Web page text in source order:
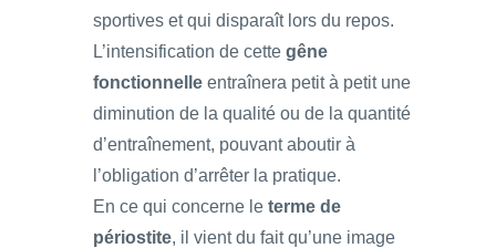
sportives et qui disparaît lors du repos.
L’intensification de cette gêne
fonctionnelle entraînera petit à petit une
diminution de la qualité ou de la quantité
d’entraînement, pouvant aboutir à
l’obligation d’arrêter la pratique.
En ce qui concerne le terme de
périostite, il vient du fait qu’une image